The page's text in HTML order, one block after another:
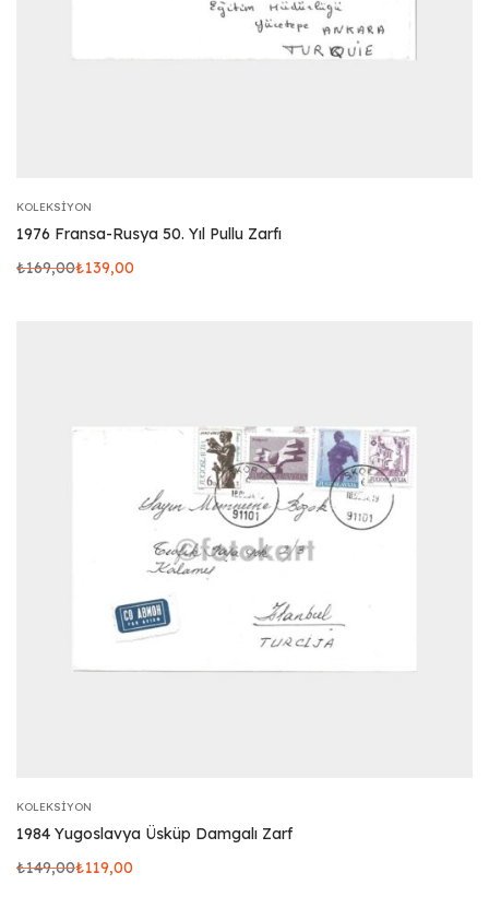
KOLEKSIYON
1976 Fransa-Rusya 50. Yıl Pullu Zarfı
₺169,00₺139,00
KOLEKSIYON
1984 Yugoslavya Üsküp Damgalı Zarf
₺149,00₺119,00